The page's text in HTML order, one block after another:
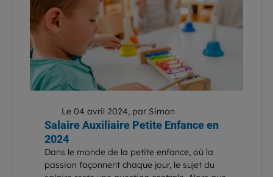
Le 04 avril 2024, par Simon
Salaire Auxiliaire Petite Enfance en
2024
Dans le monde de la petite enfance, où la
passion façonnent chaque jour, le sujet du